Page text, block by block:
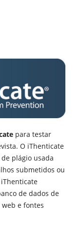
para testar
O iThenticate
plágio usada
submetidos ou
de dados de
e fontes